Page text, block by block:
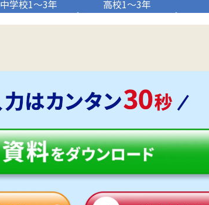
中学校1～3年 高校1～3年